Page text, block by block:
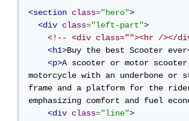
<section class="hero">
<div
class="left-part">
<!-- <div class=""><hr /></
<h1>Buy the best Scooter ever
<p>A scooter or motor
motorcycle with an underbone or
frame and a platform for the
emphasizing comfort and fuel
<div
class="line">